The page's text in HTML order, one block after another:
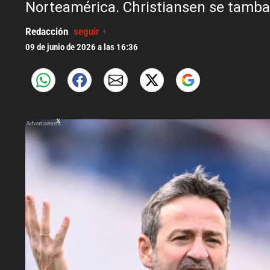
Norteamérica. Christiansen se
Redacción seguir +
09 de junio de 2026 a las 16:36
X